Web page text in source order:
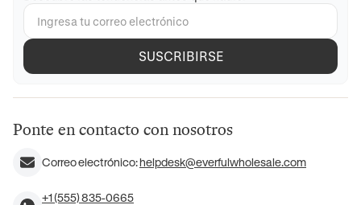
SUSCRIBIRSE
Ponte en contacto con nosotros
Correo electrónico:helpdesk@everfulwholesale.com
+1 (555) 835-0665